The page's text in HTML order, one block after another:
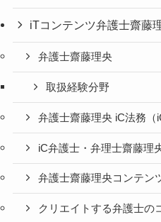
iTコンテンツ弁護士齋藤
弁護士齋藤理央
取扱経験分野
弁護士齋藤理央 iC法務（
iC弁護士・弁理士齋藤理
弁護士齋藤理央コンテン
クリエイトする弁護士の